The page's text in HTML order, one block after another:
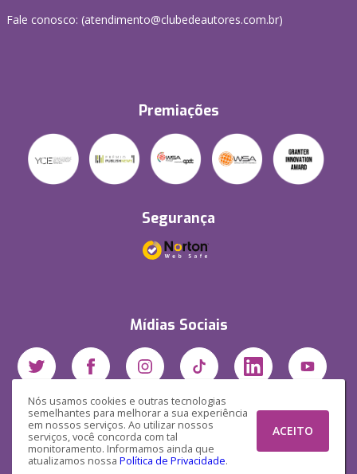
Nós usamos cookies e outras tecnologias
semelhantes para melhorar a sua experiência
em nossos serviços. Ao utilizar nossos
serviços, você concorda com tal
monitoramento. Informamos ainda que
atualizamos nossa Política de Privacidade.
ACEITO
Fale conosco: (atendimento@clubedeautores.com.br)
Premiações
Segurança
Mídias Sociais